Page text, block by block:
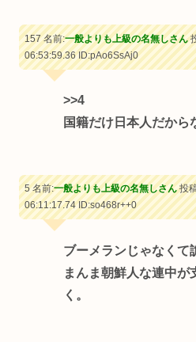
157 名前:一般よりも上級の名無しさん
06:53:59.36ID:pAo6SsAj0
>>4
国籍だけ日本人だから
5 名前:一般よりも上級の名無しさん投
06:11:17.74ID:so468r++0
ブーメランじゃなくて
まんま朝鮮人な連中が
く。